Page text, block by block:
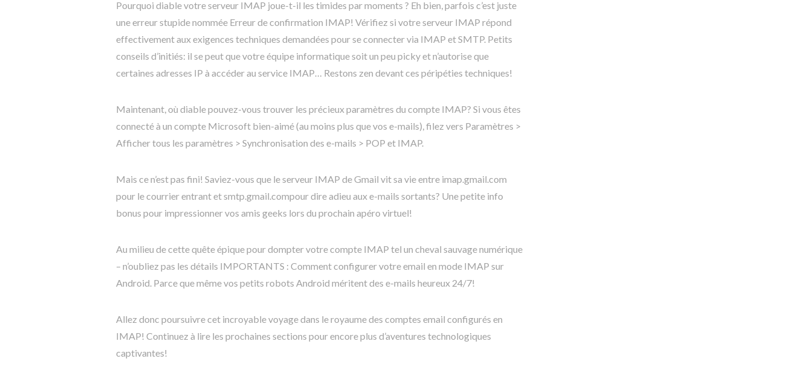
Pourquoi diable votre serveur IMAP joue-t-il les timides par moments ? Eh bien, parfois c’est juste
une erreur stupide nommée Erreur de confirmation IMAP! Vérifiez si votre serveur IMAP répond
effectivement aux exigences techniques demandées pour se connecter via IMAP et SMTP. Petits
conseils d’initiés: il se peut que votre équipe informatique soit un peu picky et n’autorise que
certaines adresses IP à accéder au service IMAP… Restons zen devant ces péripéties techniques!
Maintenant, où diable pouvez-vous trouver les précieux paramètres du compte IMAP? Si vous êtes
connecté à un compte Microsoft bien-aimé (au moins plus que vos e-mails), filez vers Paramètres >
Afficher tous les paramètres > Synchronisation des e-mails > POP et IMAP.
Mais ce n’est pas fini! Saviez-vous que le serveur IMAP de Gmail vit sa vie entre imap.gmail.com
pour le courrier entrant et smtp.gmail.compour dire adieu aux e-mails sortants? Une petite info
bonus pour impressionner vos amis geeks lors du prochain apéro virtuel!
Au milieu de cette quête épique pour dompter votre compte IMAP tel un cheval sauvage numérique
– n’oubliez pas les détails IMPORTANTS : Comment configurer votre email en mode IMAP sur
Android. Parce que même vos petits robots Android méritent des e-mails heureux 24/7!
Allez donc poursuivre cet incroyable voyage dans le royaume des comptes email configurés en
IMAP! Continuez à lire les prochaines sections pour encore plus d’aventures technologiques
captivantes!